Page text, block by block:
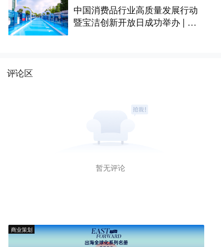
中国消费品行业高质量发展行动
暨宝洁创新开放日成功举办 | 最
评论区
暂无评论
商业策划